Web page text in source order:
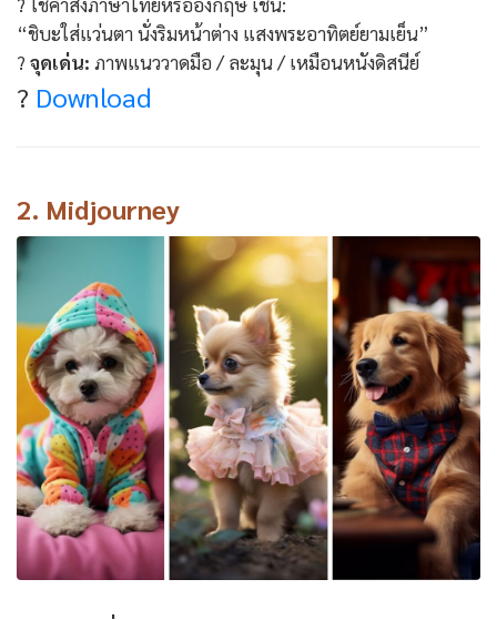
“ชิบะใส่แว่นตา นั่งริมหน้าต่าง แสงพระอาทิตย์ยามเย็น”
? จุดเด่น: ภาพแนววาดมือ / ละมุน / เหมือนหนังดิสนีย์
? Download
2. Midjourney